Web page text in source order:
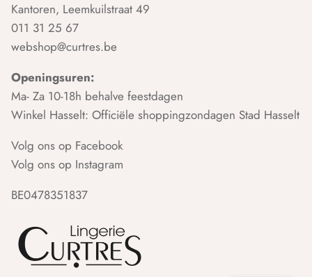
Kantoren, Leemkuilstraat 49
011 31 25 67
webshop@curtres.be
Openingsuren:
Ma- Za 10-18h behalve feestdagen
Winkel Hasselt: Officiële shoppingzondagen Stad Hasselt
Volg ons op Facebook
Volg ons op Instagram
BE0478351837